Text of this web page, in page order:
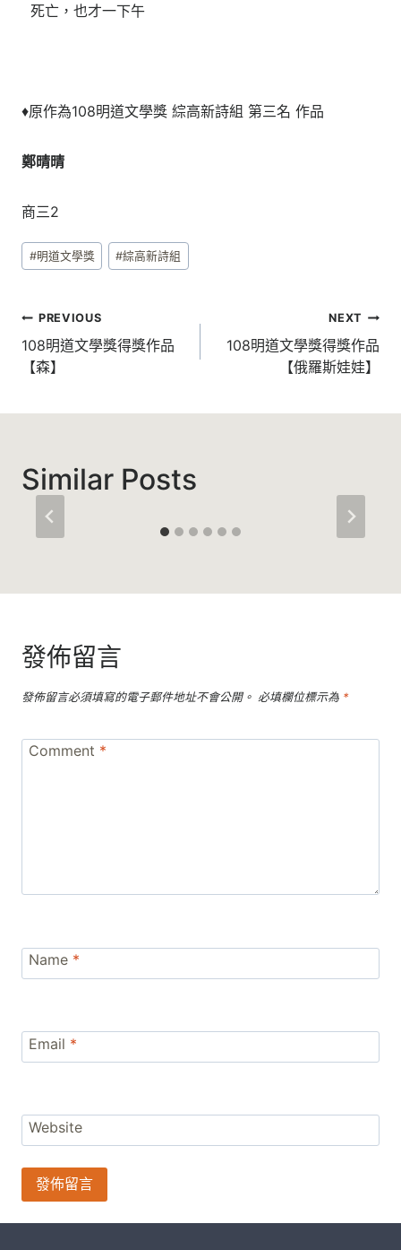
死亡，也才一下午
♦原作為108明道文學獎 綜高新詩組 第三名 作品
鄭晴晴
商三2
Post
Tags:
#明道文學獎 #綜高新詩組
文
章
導
覽
PREVIOUS
108明道文學獎得獎作品
【森】
NEXT
108明道文學獎得獎作品
【俄羅斯娃娃】
Similar Posts
發佈留言
發佈留言必須填寫的電子郵件地址不會公開。 必填欄位標示為 *
Comment *
Name *
Email *
Website